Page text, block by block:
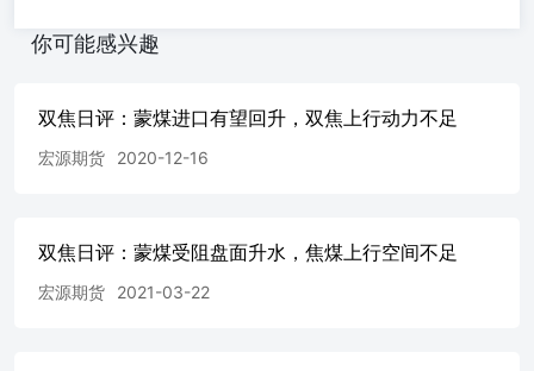
需分析供需分析 3.1焦煤供给 3.2焦煤库存 根据钢联数据，
本周炼焦煤库存2374.15万吨，前值2356.25万吨，其中247
企业炼焦煤库存1110.16万吨，环比提高3.15%，精煤库存
采购节奏有所放缓，面对高价原料抵触情绪升温，焦煤整体
位，支撑焦煤刚性需求，截至5月29日，山西仍有112座炼焦
煤矿处于停产状态，涉及产能约1.22亿吨，叠加6月安全生
你可能感兴趣
双焦日评：蒙煤进口有望回升，双焦上行动力不足
宏源期货 2020-12-16
双焦日评：蒙煤受阻盘面升水，焦煤上行空间不足
宏源期货 2021-03-22